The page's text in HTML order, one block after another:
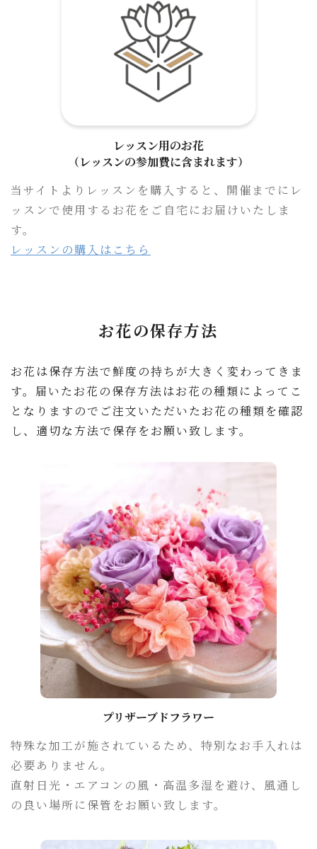
レッスン用のお花
（レッスンの参加費に含まれます）
当サイトよりレッスンを購入すると、開催までにレ
ッスンで使用するお花をご自宅にお届けいたしま
す。
レッスンの購入はこちら
お花の保存方法
お花は保存方法で鮮度の持ちが大きく変わってきま
す。届いたお花の保存方法はお花の種類によってこ
となりますのでご注文いただいたお花の種類を確認
し、適切な方法で保存をお願い致します。
プリザーブドフラワー
特殊な加工が施されているため、特別なお手入れは
必要ありません。
直射日光・エアコンの風・高温多湿を避け、風通し
の良い場所に保管をお願い致します。